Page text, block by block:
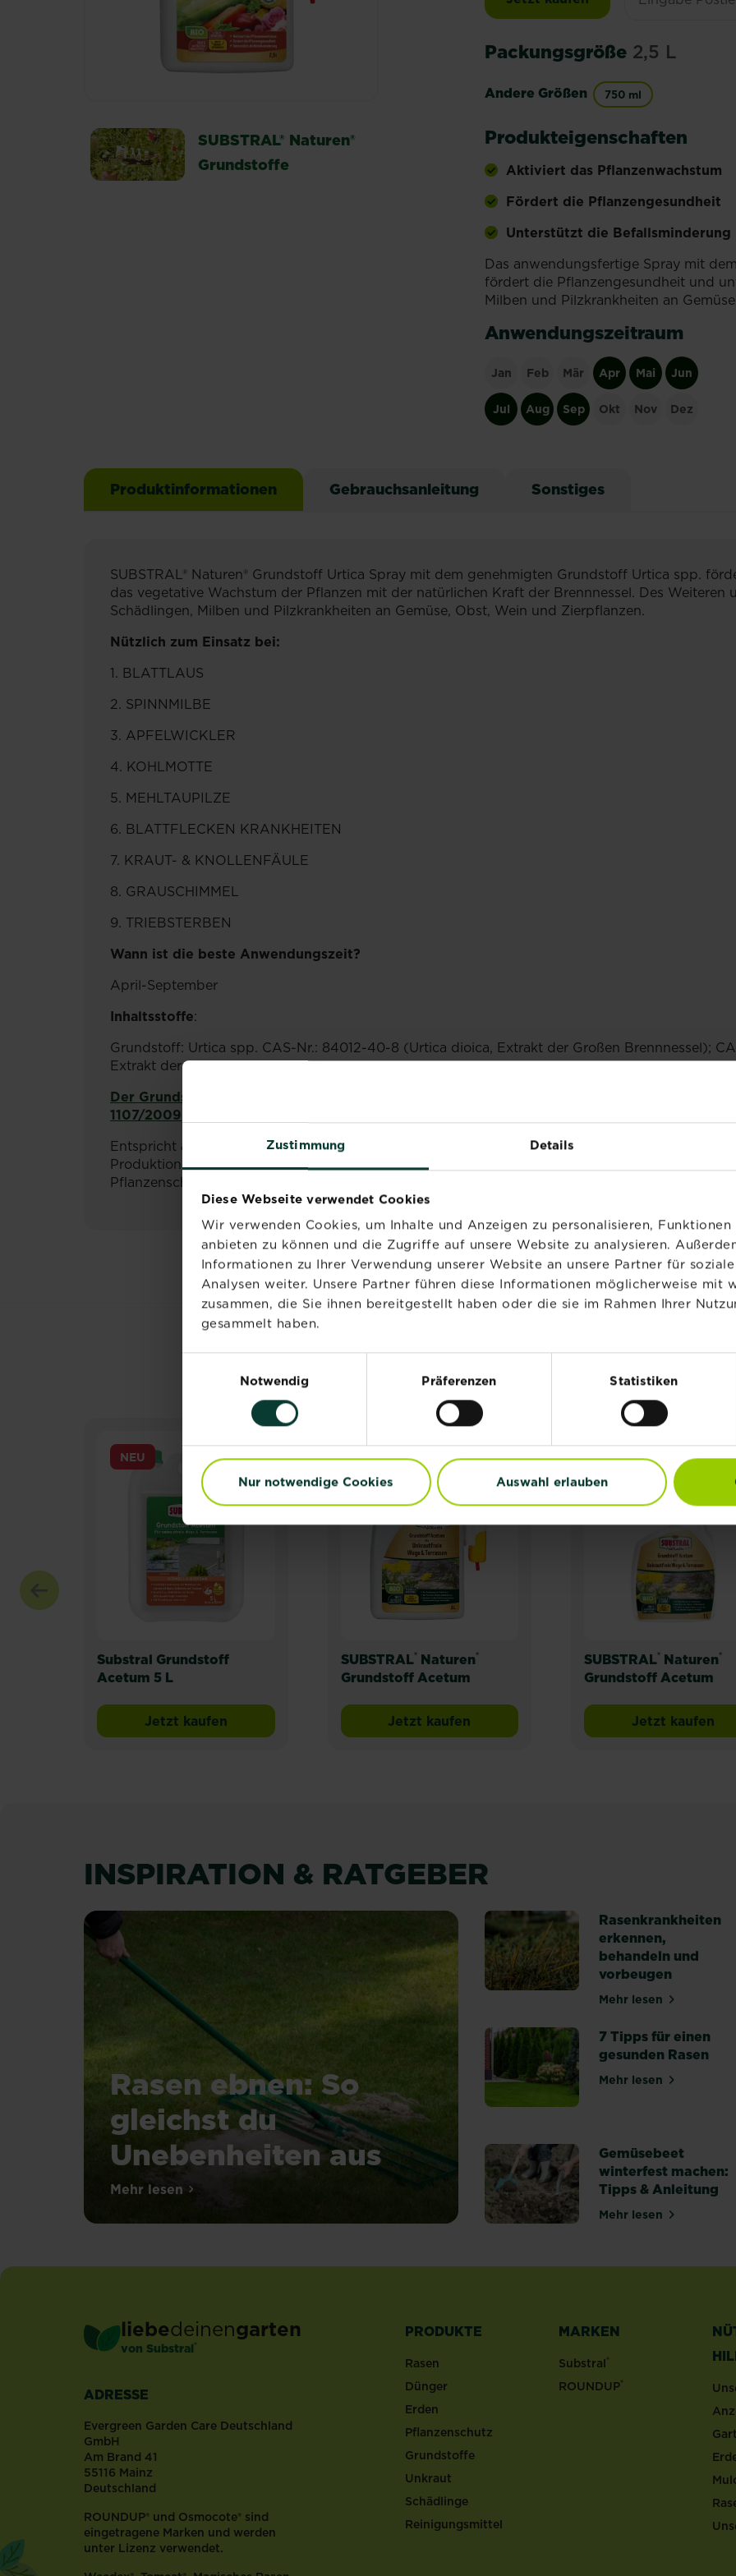
Zustimmung Details
Diese Webseite verwendet Cookies
Wir verwenden Cookies, um Inhalte und Anzeigen zu personalisieren,
anbieten zu können und die Zugriffe auf unsere Website zu analysieren.
Informationen zu Ihrer Verwendung unserer Website an unsere Partner für
Analysen weiter. Unsere Partner führen diese Informationen möglicherweise mit
zusammen, die Sie ihnen bereitgestellt haben oder die sie im Rahmen Ihrer
gesammelt haben.
Notwendig
Präferenzen Statistiken
Nur notwendige Cookies Auswahl erlauben
SUBSTRAL® Naturen®
Grundstoffe
Packungsgröße 2,5 L
Andere Größen 750 ml
Produkteigenschaften
Aktiviert das Pflanzenwachstum
Fördert die Pflanzengesundheit
Unterstützt die Befallsminderung
Das anwendungsfertige Spray mit
fördert die Pﬂanzengesundheit und
Milben und Pilzkrankheiten an
Anwendungszeitraum
Jan Feb Mär Apr Mai Jun
Jul Aug Sep Okt Nov Dez
Produktinformationen Gebrauchsanleitung Sonstiges
SUBSTRAL® Naturen® Grundstoff Urtica Spray mit dem genehmigten Grundstoff Urtica spp.
das vegetative Wachstum der Pﬂanzen mit der natürlichen Kraft der Brennnessel. Des
Schädlingen, Milben und Pilzkrankheiten an Gemüse, Obst, Wein und Zierpflanzen.
Nützlich zum Einsatz bei:
1. BLATTLAUS
2. SPINNMILBE
3. APFELWICKLER
4. KOHLMOTTE
5. MEHLTAUPILZE
6. BLATTFLECKEN KRANKHEITEN
7. KRAUT- & KNOLLENFÄULE
8. GRAUSCHIMMEL
9. TRIEBSTERBEN
Wann ist die beste Anwendungszeit?
April-September
Inhaltsstoffe:
Grundstoff: Urtica spp. CAS-Nr.: 84012-40-8 (Urtica dioica, Extrakt der Großen Brennnessel);
Extrakt der Kleinen Brennnessel)
Der Grundstoff gemäß Durchführungsverordnung (EU) des Rates Nr. 2017/419 sowie
1107/2009
Entspricht als konventionelles Produkt der EG-Öko-Verordnung EG 834/2007idgF und darf
Produktion eingesetzt werden. Bitte beachten Sie die Warnhinweise und Sicherheitsratschläge in
Pflanzenschutzmittel vorsichtig verwenden. Vor Verwendung stets Etikett und
VERWANDTE PRODUKTE
Substral Grundstoff
Acetum 5 L
Jetzt kaufenSubstral Grundstoff Acetum 5 L
NEU
SUBSTRAL® Naturen®
Grundstoff Acetum
Jetzt kaufenSUBSTRAL® Naturen® Grundstoff Acetum
NEU
SUBSTRAL® Naturen®
Grundstoff Acetum
Jetzt kaufen
INSPIRATION & RATGEBER
Rasen ebnen: So
gleichst du
Unebenheiten aus
Mehr lesenüber Rasen ebnen: So gleichst du Unebenheiten aus
Rasenkrankheiten
erkennen,
behandeln und
vorbeugen
Mehr lesen
über
7 Tipps für einen
gesunden Rasen
Mehr lesenüber 7 Tipps für
Gemüsebeet
winterfest machen:
Tipps & Anleitung
Mehr lesen
über
liebedeinengarten
von Substral®
ADRESSE
Evergreen Garden Care Deutschland
GmbH
Am Brand 41
55116 Mainz
Deutschland
ROUNDUP® und Osmocote® sind
eingetragene Marken und werden
unter Lizenz verwendet.
PRODUKTE
Rasen
Dünger
Erden
Pflanzenschutz
Grundstoffe
Unkraut
Schädlinge
Reinigungsmittel
MARKEN
Substral®
ROUNDUP®